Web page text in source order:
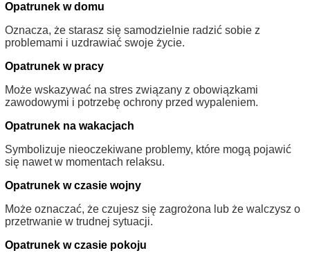
Opatrunek w domu
Oznacza, że starasz się samodzielnie radzić sobie z
problemami i uzdrawiać swoje życie.
Opatrunek w pracy
Może wskazywać na stres związany z obowiązkami
zawodowymi i potrzebę ochrony przed wypaleniem.
Opatrunek na wakacjach
Symbolizuje nieoczekiwane problemy, które mogą pojawić
się nawet w momentach relaksu.
Opatrunek w czasie wojny
Może oznaczać, że czujesz się zagrożona lub że walczysz o
przetrwanie w trudnej sytuacji.
Opatrunek w czasie pokoju